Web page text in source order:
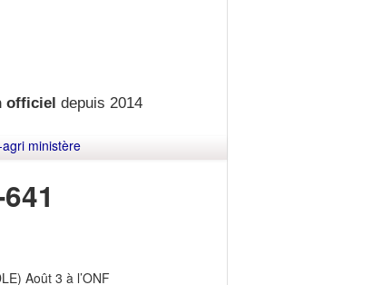
officiel depuis 2014
agri ministère
Août 3 à l’ONF